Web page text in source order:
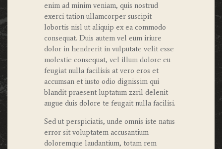
enim ad minim veniam, quis nostrud
exerci tation ullamcorper suscipit
lobortis nisl ut aliquip ex ea commodo
consequat. Duis autem vel eum iriure
dolor in hendrerit in vulputate velit esse
molestie consequat, vel illum dolore eu
feugiat nulla facilisis at vero eros et
accumsan et iusto odio dignissim qui
blandit praesent luptatum zzril delenit
augue duis dolore te feugait nulla facilisi.
Sed ut perspiciatis, unde omnis iste natus
error sit voluptatem accusantium
doloremque laudantium, totam rem